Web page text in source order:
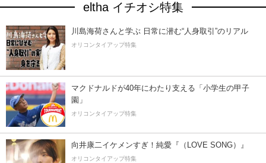
eltha イチオシ特集
川島海荷さんと学ぶ 日常に潜む“人身取引”のリアル
オリコンタイアップ特集
マクドナルドが40年にわたり支える「小学生の甲子
園」
オリコンタイアップ特集
向井康二イケメンすぎ！純愛『（LOVE SONG）』
オリコンタイアップ特集